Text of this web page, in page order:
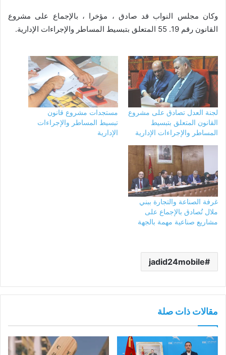
وكان مجلس النواب قد صادق ، مؤخرا ، بالإجماع على مشروع
القانون رقم 19. 55 المتعلق بتبسيط المساطر والإجراءات الإدارية.
لجنة العدل تصادق على مشروع
القانون المتعلق بتبسيط
المساطر والإجراءات الإدارية
مستجدات مشروع قانون
تبسيط المساطر والإجراءات
الإدارية
غرفة الصناعة والتجارة ببني
ملال تُصادق بالإجماع على
مشاريع صناعية مهمة بالجهة
jadid24mobile
مقالات ذات صلة